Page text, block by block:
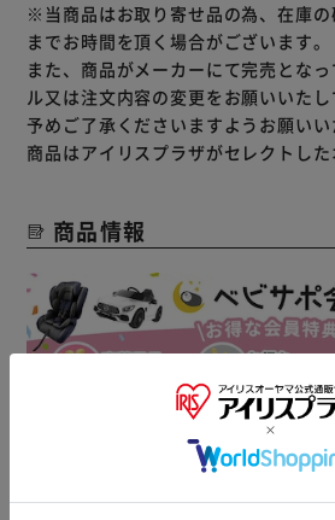
※当商品はお取り寄せ品の為、在庫
までお時間を頂く場合がございます。
また、商品がメーカーにて完売とな
ル又は注文内容の変更をお願いいたし
予めご了承くださいますようお願いい
商品はアイリスプラザがセレクトした
商品情報
▼その他 オススメ商品
トイレ